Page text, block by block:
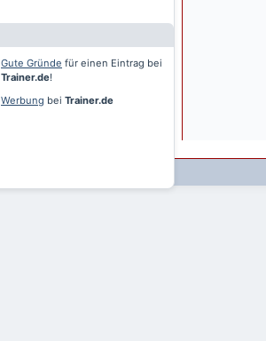
Gute Gründe für einen Eintrag bei
Trainer.de!
Werbung bei Trainer.de